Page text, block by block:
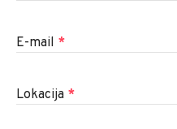
E-mail *
Lokacija *